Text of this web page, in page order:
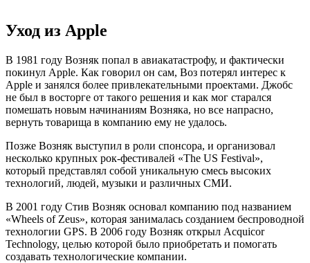
Уход из Apple
В 1981 году Возняк попал в авиакатастрофу, и фактически
покинул Apple. Как говорил он сам, Воз потерял интерес к
Apple и занялся более привлекательными проектами. Джобс
не был в восторге от такого решения и как мог старался
помешать новым начинаниям Возняка, но все напрасно,
вернуть товарища в компанию ему не удалось.
Позже Возняк выступил в роли спонсора, и организовал
несколько крупных рок-фестивалей «The US Festival»,
который представлял собой уникальную смесь высоких
технологий, людей, музыки и различных СМИ.
В 2001 году Стив Возняк основал компанию под названием
«Wheels of Zeus», которая занималась созданием беспроводной
технологии GPS. В 2006 году Возняк открыл Acquicor
Technology, целью которой было приобретать и помогать
создавать технологические компании.